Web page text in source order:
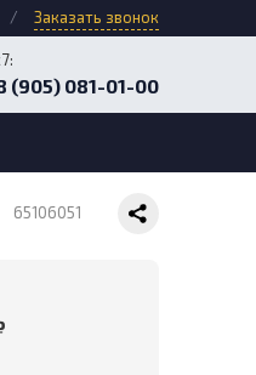
/ Заказать звонок
(905) 081-01-00
65106051